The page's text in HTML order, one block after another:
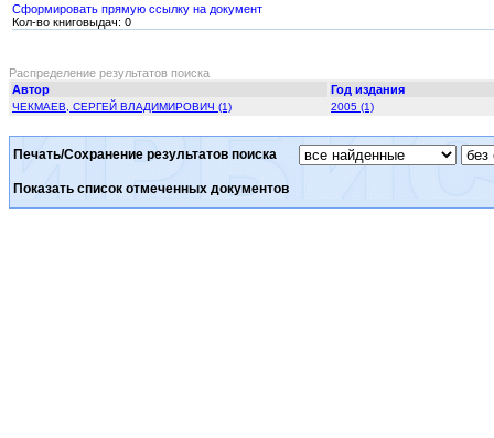
Сформировать прямую ссылку на документ
Кол-во книговыдач: 0
Распределение результатов поиска
Автор
Год издания
ЧЕКМАЕВ, СЕРГЕЙ ВЛАДИМИРОВИЧ (1) 2005 (1)
Печать/Сохранение результатов поиска
Показать список отмеченных документов